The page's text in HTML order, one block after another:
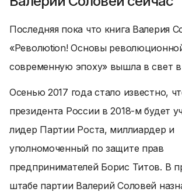
Последняя пока что книга Валерия
«Революtion! Основы
современную эпоху» вышла в свет в
Осенью 2017 года стало известно,
президента России в 2018-м будет
лидер Партии Роста, миллиардер и
уполномоченный по защите прав
предпринимателей Борис Титов. В
штабе партии Валерий Соловей